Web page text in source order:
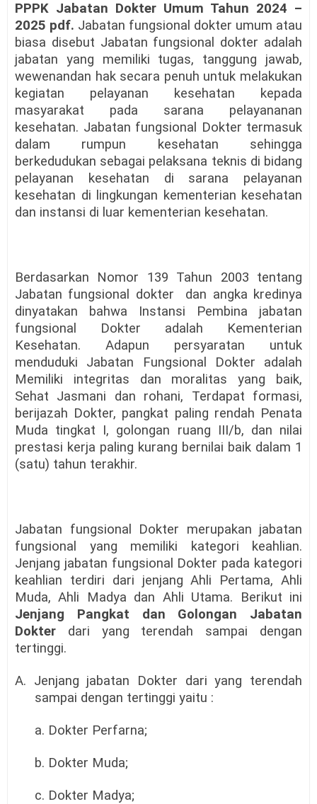
PPPK Jabatan Dokter Umum Tahun 2024 –
2025 pdf. Jabatan fungsional dokter umum atau
biasa disebut Jabatan fungsional dokter adalah
jabatan yang memiliki tugas, tanggung jawab,
wewenandan hak secara penuh untuk melakukan
kegiatan pelayanan kesehatan kepada
masyarakat pada sarana pelayananan
kesehatan. Jabatan fungsional Dokter termasuk
dalam rumpun kesehatan sehingga
berkedudukan sebagai pelaksana teknis di bidang
pelayanan kesehatan di sarana pelayanan
kesehatan di lingkungan kementerian kesehatan
dan instansi di luar kementerian kesehatan.
Berdasarkan Nomor 139 Tahun 2003 tentang
Jabatan fungsional dokter
dan angka kredinya
dinyatakan bahwa Instansi Pembina jabatan
fungsional Dokter adalah Kementerian
Kesehatan. Adapun persyaratan untuk
menduduki Jabatan Fungsional Dokter adalah
Memiliki integritas dan moralitas yang baik,
Sehat Jasmani dan rohani, Terdapat formasi,
berijazah Dokter, pangkat paling rendah Penata
Muda tingkat I, golongan ruang III/b, dan nilai
prestasi kerja paling kurang bernilai baik dalam 1
(satu) tahun terakhir.
Jabatan fungsional Dokter merupakan jabatan
fungsional yang memiliki kategori keahlian.
Jenjang jabatan fungsional Dokter pada kategori
keahlian terdiri dari jenjang Ahli Pertama, Ahli
Muda, Ahli Madya dan Ahli Utama. Berikut ini
Jenjang Pangkat dan Golongan Jabatan
Dokter dari yang terendah sampai dengan
tertinggi.
A. Jenjang jabatan Dokter dari yang terendah
sampai dengan tertinggi yaitu :
a. Dokter Perfarna;
b. Dokter Muda;
c. Dokter Madya;